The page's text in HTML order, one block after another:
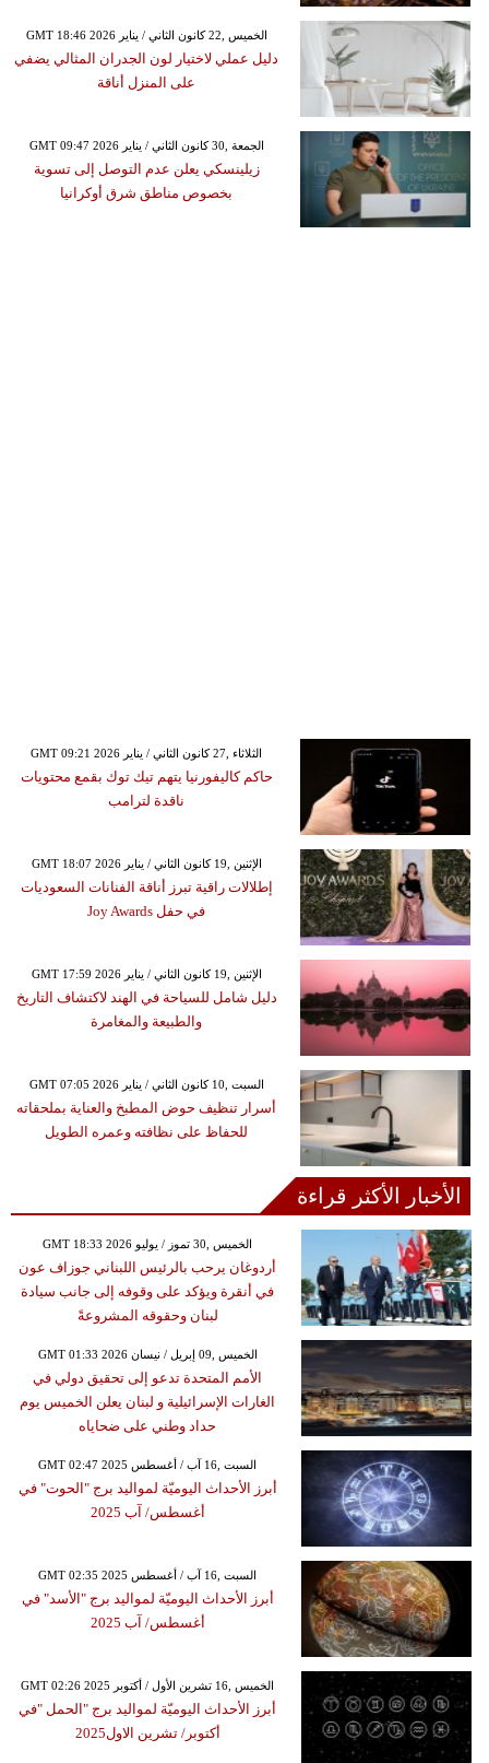
GMT 18:46 2026 الخميس ,22 كانون الثاني / يناير
دليل عملي لاختيار لون الجدران المثالي يضفي
على المنزل أناقة
GMT 09:47 2026 الجمعة ,30 كانون الثاني / يناير
زيلينسكي يعلن عدم التوصل إلى تسوية
بخصوص مناطق شرق أوكرانيا
GMT 09:21 2026 الثلاثاء ,27 كانون الثاني / يناير
حاكم كاليفورنيا يتهم تيك توك بقمع محتويات
ناقدة لترامب
GMT 18:07 2026 الإثنين ,19 كانون الثاني / يناير
إطلالات راقية تبرز أناقة الفنانات السعوديات
في حفل Joy Awards
GMT 17:59 2026 الإثنين ,19 كانون الثاني / يناير
دليل شامل للسياحة في الهند لاكتشاف التاريخ
والطبيعة والمغامرة
GMT 07:05 2026 السبت ,10 كانون الثاني / يناير
أسرار تنظيف حوض المطبخ والعناية بملحقاته
للحفاظ على نظافته وعمره الطويل
الأخبار الأكثر قراءة
GMT 18:33 2026 الخميس ,30 تموز / يوليو
أردوغان يرحب بالرئيس اللبناني جوزاف عون
في أنقرة ويؤكد على وقوفه إلى جانب سيادة
لبنان وحقوقه المشروعةً
GMT 01:33 2026 الخميس ,09 إبريل / نيسان
الأمم المتحدة تدعو إلى تحقيق دولي في
الغارات الإسرائيلية و لبنان يعلن الخميس يوم
حداد وطني على ضحاياه
GMT 02:47 2025 السبت ,16 آب / أغسطس
أبرز الأحداث اليوميّة لمواليد برج "الحوت" في
أغسطس/ آب 2025
GMT 02:35 2025 السبت ,16 آب / أغسطس
أبرز الأحداث اليوميّة لمواليد برج "الأسد" في
أغسطس/ آب 2025
GMT 02:26 2025 الخميس ,16 تشرين الأول / أكتوبر
أبرز الأحداث اليوميّة لمواليد برج "الحمل "في
أكتوبر/ تشرين الاول2025